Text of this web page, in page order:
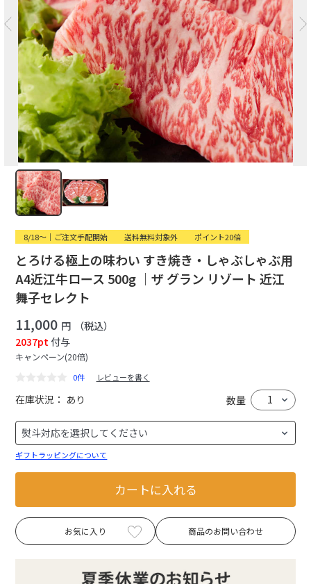
8/18〜｜ご注文手配開始 送料無料対象外 ポイント20倍
とろける極上の味わい すき焼き・しゃぶしゃぶ用
A4近江牛ロース 500g ｜ザ グラン リゾート 近江
舞子セレクト
11,000 円
（税込）
2037pt 付与
キャンペーン(20倍)
0件 レビューを書く
在庫状況： あり 数量
ギフトラッピングについて
カートに入れる
お気に入り 商品のお問い合わせ